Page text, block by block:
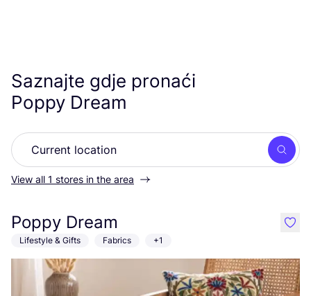
Saznajte gdje pronaći
Poppy Dream
View all 1 stores in the area
Poppy Dream
Lifestyle & Gifts Fabrics +1
like